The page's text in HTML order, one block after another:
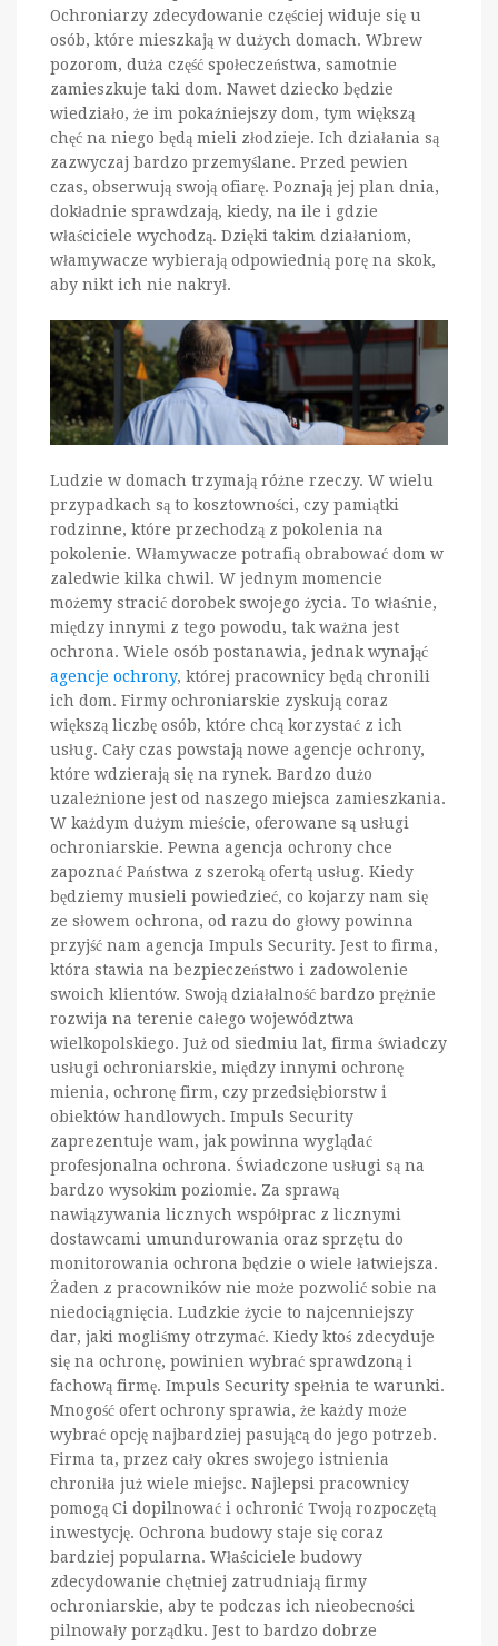
Ochroniarzy zdecydowanie częściej widuje się u
osób, które mieszkają w dużych domach. Wbrew
pozorom, duża część społeczeństwa, samotnie
zamieszkuje taki dom. Nawet dziecko będzie
wiedziało, że im pokaźniejszy dom, tym większą
chęć na niego będą mieli złodzieje. Ich działania są
zazwyczaj bardzo przemyślane. Przed pewien
czas, obserwują swoją ofiarę. Poznają jej plan dnia,
dokładnie sprawdzają, kiedy, na ile i gdzie
właściciele wychodzą. Dzięki takim działaniom,
włamywacze wybierają odpowiednią porę na skok,
aby nikt ich nie nakrył.
Ludzie w domach trzymają różne rzeczy. W wielu
przypadkach są to kosztowności, czy pamiątki
rodzinne, które przechodzą z pokolenia na
pokolenie. Włamywacze potrafią obrabować dom w
zaledwie kilka chwil. W jednym momencie
możemy stracić dorobek swojego życia. To właśnie,
między innymi z tego powodu, tak ważna jest
ochrona. Wiele osób postanawia, jednak wynająć
agencje ochrony, której pracownicy będą chronili
ich dom. Firmy ochroniarskie zyskują coraz
większą liczbę osób, które chcą korzystać z ich
usług. Cały czas powstają nowe agencje ochrony,
które wdzierają się na rynek. Bardzo dużo
uzależnione jest od naszego miejsca zamieszkania.
W każdym dużym mieście, oferowane są usługi
ochroniarskie. Pewna agencja ochrony chce
zapoznać Państwa z szeroką ofertą usług. Kiedy
będziemy musieli powiedzieć, co kojarzy nam się
ze słowem ochrona, od razu do głowy powinna
przyjść nam agencja Impuls Security. Jest to firma,
która stawia na bezpieczeństwo i zadowolenie
swoich klientów. Swoją działalność bardzo prężnie
rozwija na terenie całego województwa
wielkopolskiego. Już od siedmiu lat, firma świadczy
usługi ochroniarskie, między innymi ochronę
mienia, ochronę firm, czy przedsiębiorstw i
obiektów handlowych. Impuls Security
zaprezentuje wam, jak powinna wyglądać
profesjonalna ochrona. Świadczone usługi są na
bardzo wysokim poziomie. Za sprawą
nawiązywania licznych współprac z licznymi
dostawcami umundurowania oraz sprzętu do
monitorowania ochrona będzie o wiele łatwiejsza.
Żaden z pracowników nie może pozwolić sobie na
niedociągnięcia. Ludzkie życie to najcenniejszy
dar, jaki mogliśmy otrzymać. Kiedy ktoś zdecyduje
się na ochronę, powinien wybrać sprawdzoną i
fachową firmę. Impuls Security spełnia te warunki.
Mnogość ofert ochrony sprawia, że każdy może
wybrać opcję najbardziej pasującą do jego potrzeb.
Firma ta, przez cały okres swojego istnienia
chroniła już wiele miejsc. Najlepsi pracownicy
pomogą Ci dopilnować i ochronić Twoją rozpoczętą
inwestycję. Ochrona budowy staje się coraz
bardziej popularna. Właściciele budowy
zdecydowanie chętniej zatrudniają firmy
ochroniarskie, aby te podczas ich nieobecności
pilnowały porządku. Jest to bardzo dobrze